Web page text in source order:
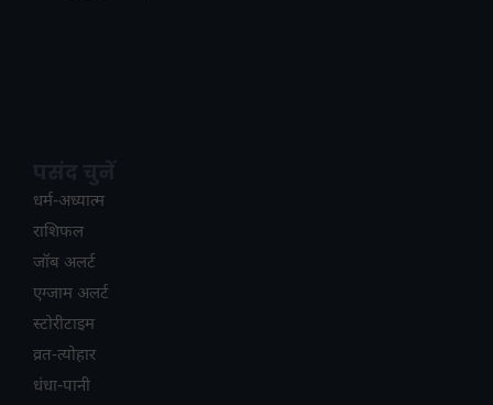
धर्म-अध्यात्म
राशिफल
जॉब अलर्ट
एग्जाम अलर्ट
स्टोरीटाइम
व्रत-त्योहार
धंधा-पानी